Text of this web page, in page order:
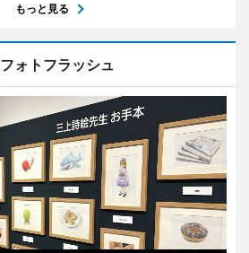
もっと見る
フォトフラッシュ